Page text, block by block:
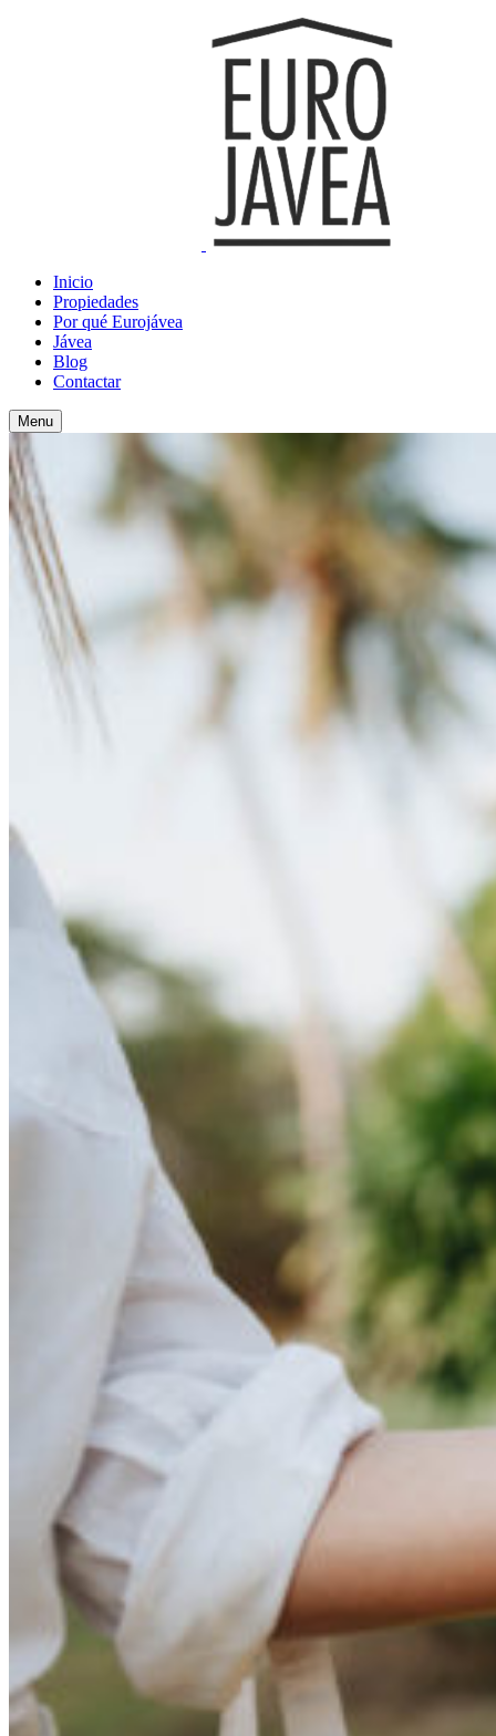
Inicio
Propiedades
Por qué Eurojávea
Jávea
Blog
Contactar
Menu